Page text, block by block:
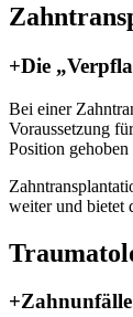
+Die
Bei einer
Voraussetzung
Position
weiter und bietet